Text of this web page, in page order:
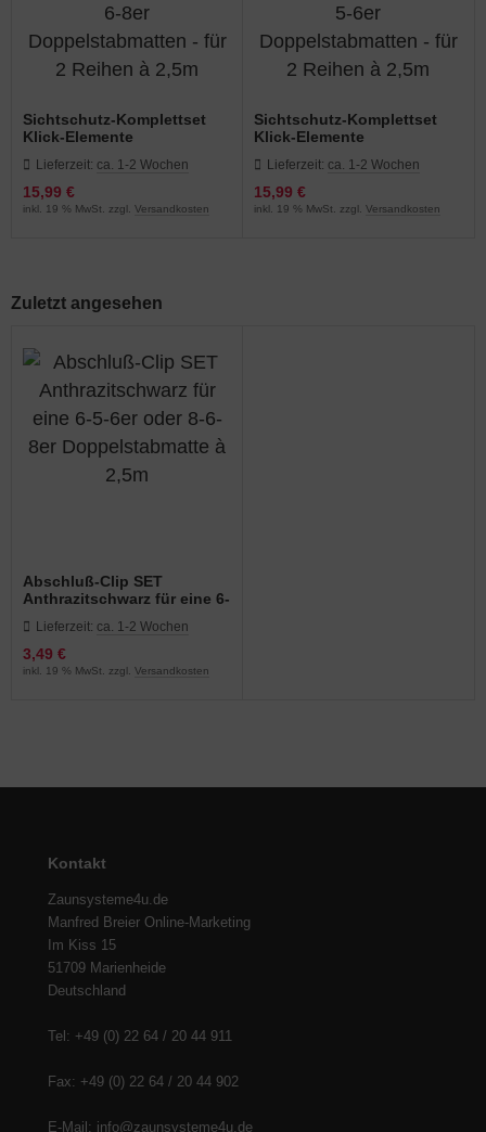
Sichtschutz-Komplettset
Klick-Elemente
Doppelstabmatten - für 2
Reihen à 2,5m
Lieferzeit: ca. 1-2 Wochen
15,99 €
inkl. 19 % MwSt. zzgl. Versandkosten
Sichtschutz-Komplettset
Klick-Elemente
Doppelstabmatten - für 2
Reihen à 2,5m
Lieferzeit: ca. 1-2 Wochen
15,99 €
inkl. 19 % MwSt. zzgl. Versandkosten
Zuletzt angesehen
Abschluß-Clip SET
Anthrazitschwarz für eine 6-
Doppelstabmatte à 2,5m
Lieferzeit: ca. 1-2 Wochen
3,49 €
inkl. 19 % MwSt. zzgl. Versandkosten
Kontakt
Zaunsysteme4u.de
Manfred Breier Online-Marketing
Im Kiss 15
51709 Marienheide
Deutschland
Tel: +49 (0) 22 64 / 20 44 911
Fax: +49 (0) 22 64 / 20 44 902
E-Mail: info@zaunsysteme4u.de